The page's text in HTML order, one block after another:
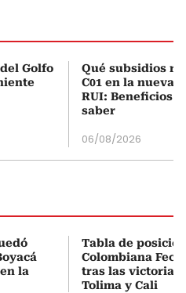
Golfo
Qué subsidios
C01 en la nueva
RUI: Beneficios
saber
06/08/2026
la
Tabla de
Colombiana
tras las victorias
Tolima y Cali